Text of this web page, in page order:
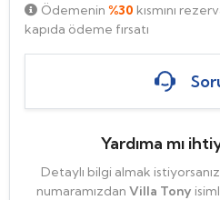
Ödemenin %30 kısmını
kapıda ödeme fırsatı
Yardıma mı
Detaylı bilgi almak
numaramızdan Villa Tony